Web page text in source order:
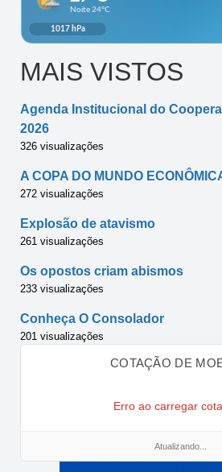
MAIS VISTOS
Agenda Institucional do
2026
326 visualizações
A COPA DO MUNDO
272 visualizações
Explosão de atavismo
261 visualizações
Os opostos criam abismos
233 visualizações
Conheça O Consolador
201 visualizações
COTAÇÃO DE
Erro ao carregar
Atualizando...